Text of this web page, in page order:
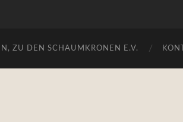
ZU DEN SCHAUMKRONEN E.V.